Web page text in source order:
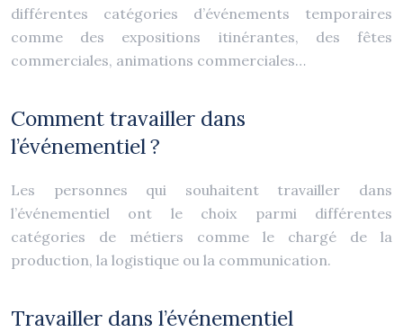
différentes catégories d’événements temporaires
comme des expositions itinérantes, des fêtes
commerciales, animations commerciales…
Comment travailler dans
l’événementiel ?
Les personnes qui souhaitent travailler dans
l’événementiel ont le choix parmi différentes
catégories de métiers comme le chargé de la
production, la logistique ou la communication.
Travailler dans l’événementiel